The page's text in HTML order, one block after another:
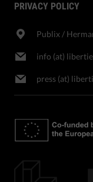
PRIVACY POLICY
Publix​ /
info (at)
press (at)